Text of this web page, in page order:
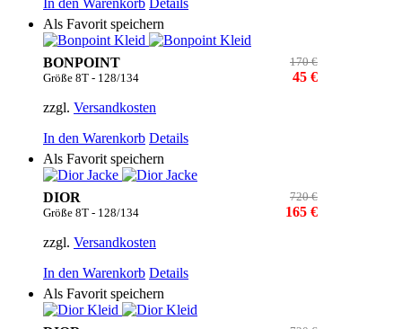
In den Warenkorb Details
Als Favorit speichern
BONPOINT
Größe 8T - 128/134
170 €
45 €
zzgl. Versandkosten
In den Warenkorb Details
Als Favorit speichern
DIOR
Größe 8T - 128/134
720 €
165 €
zzgl. Versandkosten
In den Warenkorb Details
Als Favorit speichern